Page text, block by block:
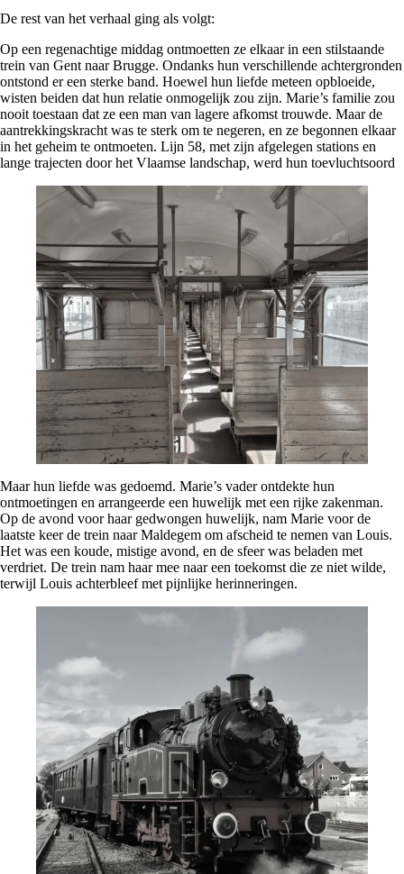
De rest van het verhaal ging als volgt:
Op een regenachtige middag ontmoetten ze elkaar in een stilstaande
trein van Gent naar Brugge. Ondanks hun verschillende achtergronden
ontstond er een sterke band. Hoewel hun liefde meteen opbloeide,
wisten beiden dat hun relatie onmogelijk zou zijn. Marie’s familie zou
nooit toestaan dat ze een man van lagere afkomst trouwde. Maar de
aantrekkingskracht was te sterk om te negeren, en ze begonnen elkaar
in het geheim te ontmoeten. Lijn 58, met zijn afgelegen stations en
lange trajecten door het Vlaamse landschap, werd hun toevluchtsoord
Maar hun liefde was gedoemd. Marie’s vader ontdekte hun
ontmoetingen en arrangeerde een huwelijk met een rijke zakenman.
Op de avond voor haar gedwongen huwelijk, nam Marie voor de
laatste keer de trein naar Maldegem om afscheid te nemen van Louis.
Het was een koude, mistige avond, en de sfeer was beladen met
verdriet. De trein nam haar mee naar een toekomst die ze niet wilde,
terwijl Louis achterbleef met pijnlijke herinneringen.